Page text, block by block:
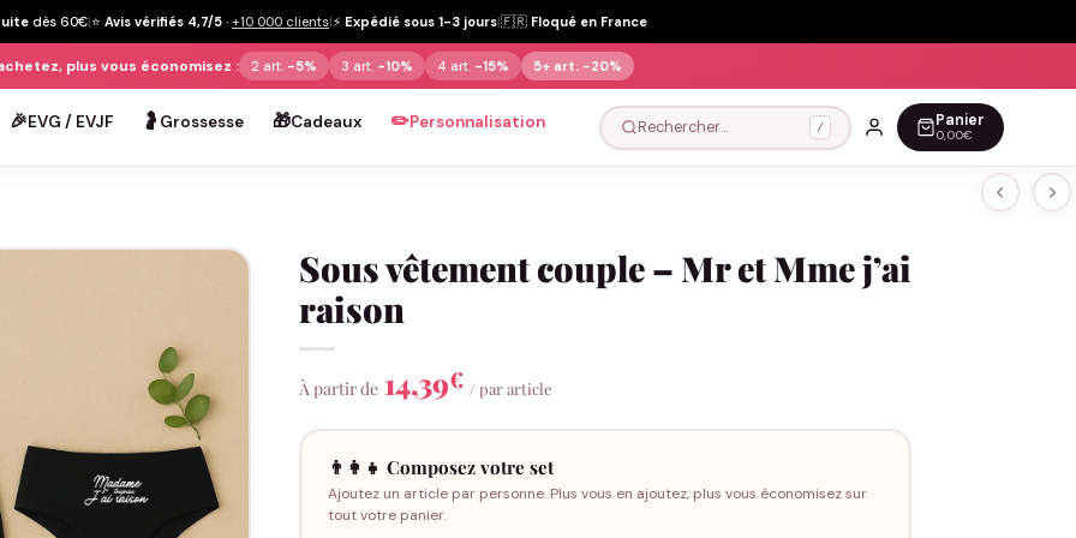
dès 60€|⭐ Avis vérifiés 4,7/5 · +10 000 clients|⚡ Expédié sous 1-3 jours|🇫🇷 Floqué en France
plus vous économisez : 2 art. -5% 3 art. -10% 4 art. -15% 5+ art. -20%
🎉EVG / EVJF 🤰 Grossesse 🎁Cadeaux ✏️Personnalisation Rechercher… / Panier
0,00€
Sous vêtement couple – Mr et Mme j’ai
raison
À partir de 14,39€ / par article
👨‍👩‍👧 Composez votre set
Ajoutez un article par personne. Plus vous en ajoutez, plus vous économisez sur
tout votre panier.